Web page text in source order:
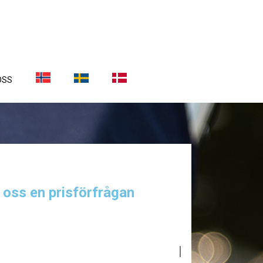
en prisförfrågan